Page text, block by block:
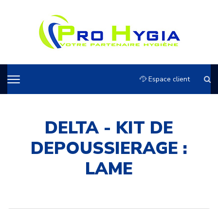
Espace client
DELTA - KIT DE
DEPOUSSIERAGE :
LAME